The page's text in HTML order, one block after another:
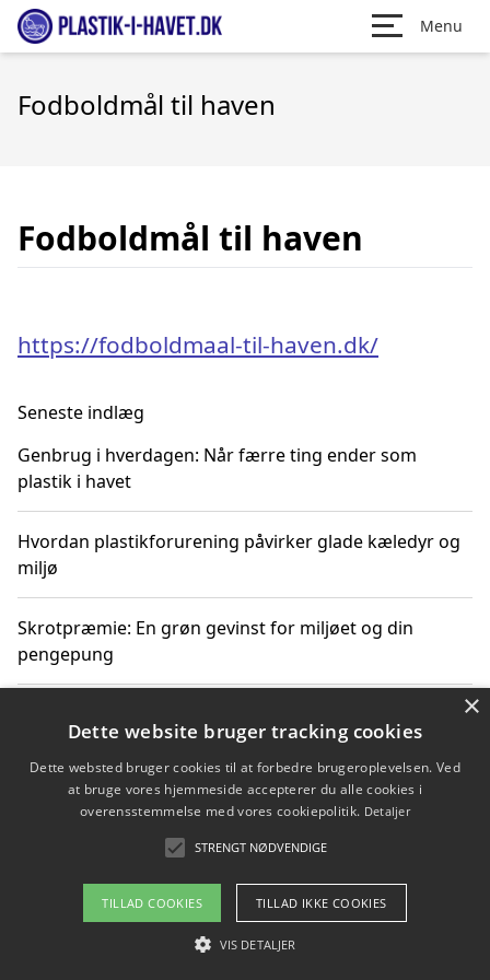
Menu
Fodboldmål til haven
Fodboldmål til haven
https://fodboldmaal-til-haven.dk/
Seneste indlæg
Genbrug i hverdagen: Når færre ting ender som
plastik i havet
Hvordan plastikforurening påvirker glade kæledyr og
miljø
Skrotpræmie: En grøn gevinst for miljøet og din
pengepung
Hvordan blåfade med rist kan hjælpe med at reducere
plastik i havet
Spil kasinospil på et troværdigt online casino: Din
guide til sikker og sjov underholdning
Copyright 2026 - Pilanto Aps
Om / kontakt
×
Dette website bruger tracking cookies
Dette websted bruger cookies til at forbedre brugeroplevelsen. Ved
at bruge vores hjemmeside accepterer du alle cookies i
overensstemmelse med vores cookiepolitik. Detaljer
STRENGT NØDVENDIGE
TILLAD COOKIES TILLAD IKKE COOKIES
VIS DETALJER